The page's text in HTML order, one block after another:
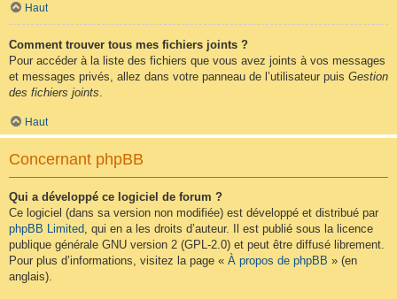
Haut
Comment trouver tous mes fichiers joints ?
Pour accéder à la liste des fichiers que vous avez joints à vos messages
et messages privés, allez dans votre panneau de l’utilisateur puis Gestion
des fichiers joints
Haut
Concernant phpBB
Qui a développé ce logiciel de forum ?
Ce logiciel (dans sa version non modifiée) est développé et distribué par
phpBB Limited, qui en a les droits d’auteur. Il est publié sous la licence
publique générale GNU version 2 (GPL-2.0) et peut être diffusé librement.
Pour plus d’informations, visitez la page « À propos de phpBB » (en
anglais).